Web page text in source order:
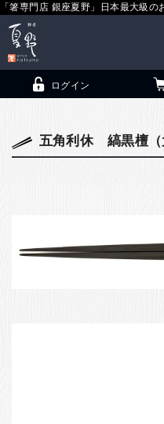
「箸専門店 銀座夏野」日本最大級の
ログイン
五角利休 縞黒檀（